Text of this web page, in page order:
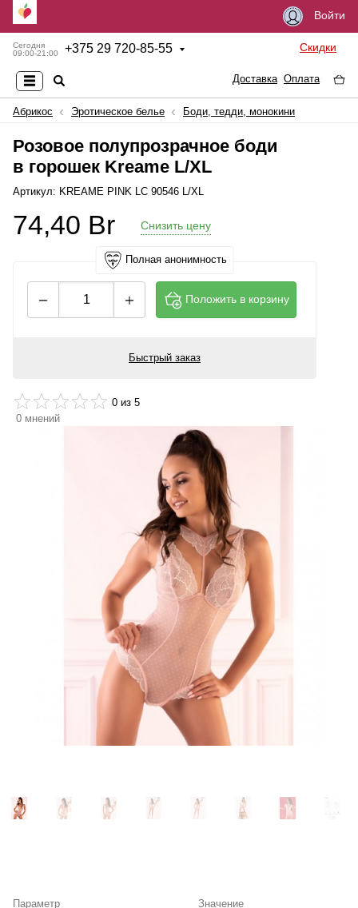
Войти
Сегодня
09:00-21:00
+375 29 720-85-55 Скидки
Доставка Оплата
Абрикос Эротическое белье Боди, тедди, монокини
Розовое полупрозрачное боди
в горошек Kreame L/XL
Артикул: KREAME PINK LC 90546 L/XL
74,40 Br Снизить цену
Полная анонимность
Положить в корзину
Быстрый заказ
0 из 5
0 мнений
Параметр Значение